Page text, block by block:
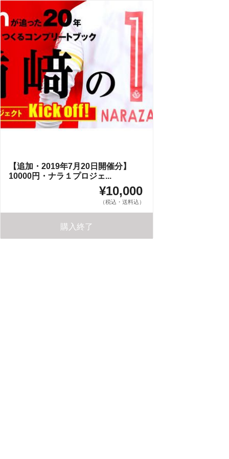
【追加・2019年7月20日開催分】
10000円・ナラ１プロジェ...
¥10,000
（税込・送料込）
購入終了